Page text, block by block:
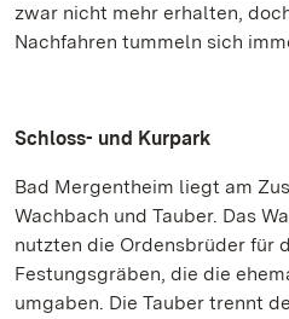
zwar nicht mehr erhalten,
Nachfahren tummeln sich
Schloss- und Kurpark
Bad Mergentheim liegt am
Wachbach und Tauber. Das
nutzten die Ordensbrüder für
Festungsgräben, die die
umgaben. Die Tauber trennt